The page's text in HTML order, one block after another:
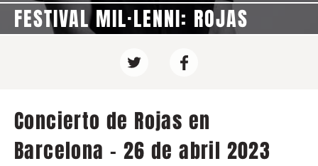
FESTIVAL MIL·LENNI: ROJAS
Concierto de Rojas en
Barcelona - 26 de abril 2023